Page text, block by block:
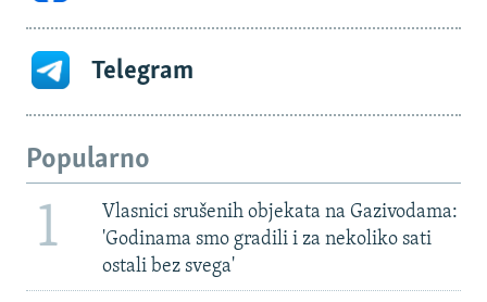
Telegram
Popularno
1
Vlasnici srušenih objekata na Gazivodama:
'Godinama smo gradili i za nekoliko sati
ostali bez svega'